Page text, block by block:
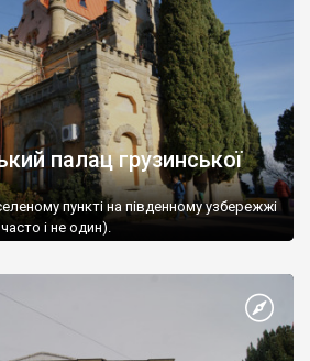
палац грузинської
пункті на південному узбережжі
і не один).